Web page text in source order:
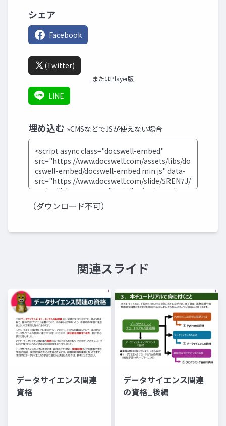
シェア
Facebook
(Twitter)
またはPlayer版
LINE
埋め込む »CMSなどでJSが使えない場合
（ダウンロード不可）
関連スライド
データサイエンス関連
資格
データサイエンス関連
の資格_後編